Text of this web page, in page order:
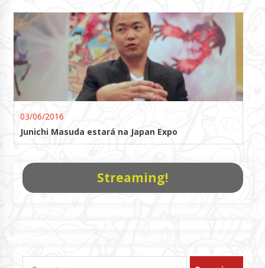
03/06/2016
Junichi Masuda estará na Japan Expo
Streaming!